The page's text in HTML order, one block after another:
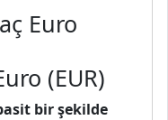
Euro
(EUR)
bir şekilde